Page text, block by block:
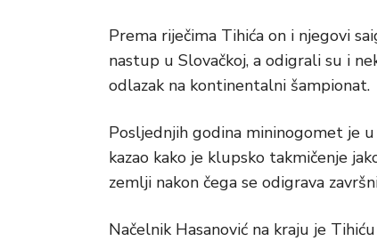
Prema riječima Tihića on i njegovi
nastup u Slovačkoj, a odigrali su i
odlazak na kontinentalni šampionat.
Posljednjih godina mininogomet je
kazao kako je klupsko takmičenje
zemlji nakon čega se odigrava
Načelnik Hasanović na kraju je